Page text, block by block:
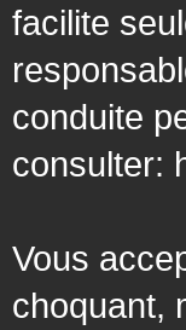
facilite
conduite
consulter:
Vous
choquant,